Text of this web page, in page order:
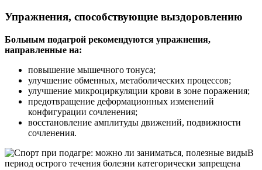
Упражнения, способствующие выздоровлению
Больным подагрой рекомендуются упражнения,
направленные на:
повышение мышечного тонуса;
улучшение обменных, метаболических процессов;
улучшение микроциркуляции крови в зоне поражения;
предотвращение деформационных изменений
конфигурации сочленения;
восстановление амплитуды движений, подвижности
сочленения.
В
период острого течения болезни категорически запрещена